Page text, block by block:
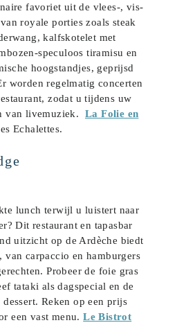
favoriet uit de vlees-, vis-
royale porties zoals steak
kalfskotelet met
speculoos tiramisu en
hoogstandjes, geprijsd
worden regelmatig concerten
zodat u tijdens uw
van livemuziek. La Folie en
Echalettes.
lunch terwijl u luistert naar
Dit restaurant en tapasbar
uitzicht op de Ardèche biedt
carpaccio en hamburgers
Probeer de foie gras
tataki als dagspecial en de
Reken op een prijs
een vast menu.Le Bistrot